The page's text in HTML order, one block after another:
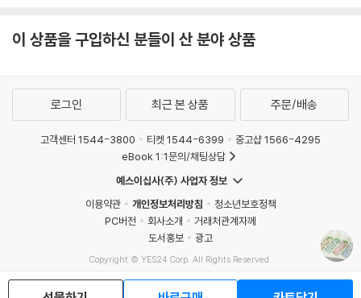
이 상품을 구입하신 분들이 산 분야 상품
로그인 최근 본 상품 주문/배송
고객센터 1544-3800 티켓 1544-6399
중고샵 1566-4295
eBook 1:1문의/채팅상담
예스이십사(주) 사업자 정보
이용약관
개인정보처리방침
청소년보호정책
PC버전
회사소개
거래처관계자께
도서홍보
광고
Copyright © YES24 Corp. All Rights Reserved.